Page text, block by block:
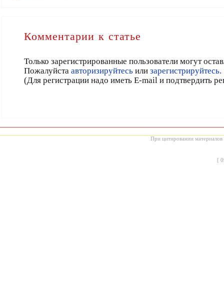
Комментарии к статье
Только зарегистрированные пользователи могут
Пожалуйста авторизируйтесь или зарегистрируйтесь.
(Для регистрации надо иметь E-mail и подтвердить
При цитировании материалов
[